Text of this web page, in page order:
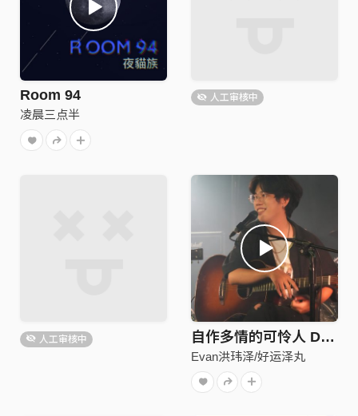
Room 94
凌晨三点半
人工审核中
人工审核中 自作多情的可怜人 Demo
Evan洪玮泽/好运泽丸